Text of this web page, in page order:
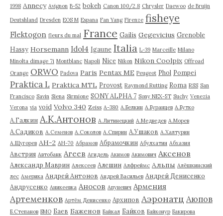
1998 Annecy Avignon B-52 bokeh Canon 100/2.8 Chrysler Daewoo de Bruijn
Deutshland Dresden EOS M Espana Fan Yang Firenze fisheye
Flektogon fleurs du mal France Gailis Gegevicius Grenoble
Hassy Horsemann Idol4 Igaune Italia L-39 Marceille Milano
Minolta dimage 7i Montblanc Napoli Nice Nikon Nikon Coolpix Offroad
Orange ORWO Padova Paris Pentax ME Peugeot Phol Pompei
Praktica L Praktica MTL Provost Raymond Rutting Roma RSS San
Francisco Savin Siena Sirmione SONY ALPHA 7 Sony NEX-5T Suchy Venezia
Verona via void Volvo 340 Zeiss А-380 А.Белкин А.Буранцев А.Бутко
А.Галкин А.К.Антонов А.Литинецкий А.Медведев А.Морев
А.Садиков А.Семенов А.Соколов А.Спирин А.Ушаков А.Халтурин
А.Щугорев АН-2 АН-70 Абрамов Абрамочкин Абулхатин Абхазия
Австрия Автобанк Агеев Агидель Акимов Акимович Аксенов
Александр Маврин Алексеев Алешин Алфреймс Альпы Алёшкинский
лес Америка Андрей Антонов Андрей Васильев Андрей Денисенко
Андрусенко Аникеевка Аносов Апуневич Армения
Артеменков Артём Денисенко Архипов Аэронатц Аюпов
Б.Степанов БМО Баев Баженов Байкал Байков Байконур Бакирова